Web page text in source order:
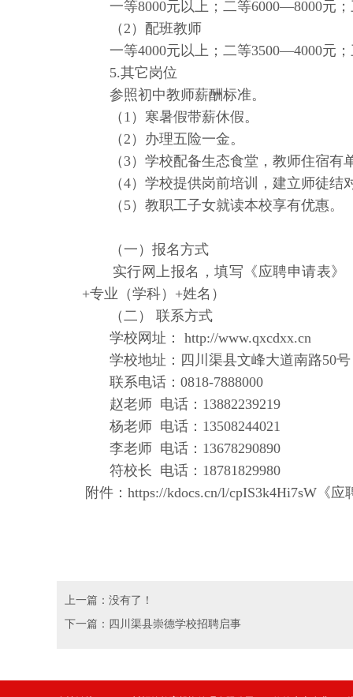
一等8000元以上；二等6000—8000元；
（2）配班教师
一等4000元以上；二等3500—4000元；
5.其它岗位
参照初中教师薪酬标准。
（1）寒暑假带薪休假。
（2）办理五险一金。
（3）学校配备生态食堂，教师住宿有
（4）学校提供岗前培训，建立师徒结
（5）教职工子女就读本校享有优惠。
（一）报名方式
实行网上报名，填写《应聘申请表》（
+专业（学科）+姓名）
（二） 联系方式
学校网址： http://www.qxcdxx.cn
学校地址：四川渠县文峰大道南路50号
联系电话：0818-7888000
赵老师 电话：13882239219
杨老师 电话：13508244021
李老师 电话：13678290890
符校长 电话：18781829980
附件： https://kdocs.cn/l/cpIS3k4Hi7sW《应
上一篇：没有了！
下一篇：四川渠县崇德学校招聘启事